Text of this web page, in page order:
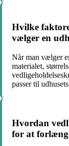
Hvilke
vælger en
Når man vælger
materialet,
passer til
Hvordan
for at